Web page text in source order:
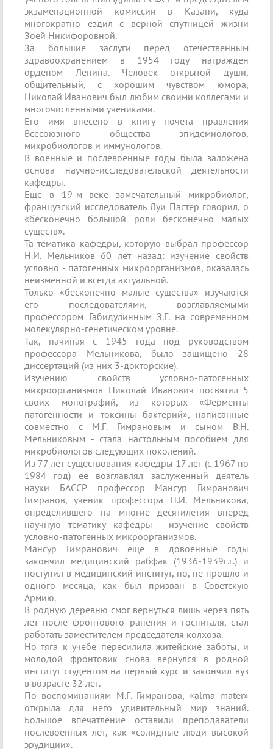
экзаменационной комиссии в Казани, куда
многократно ездил с верной спутницей жизни
Зоей Никифоровной.
За большие заслуги перед отечественным
здравоохранением в 1954 году награжден
орденом Ленина. Человек открытой души,
общительный, с хорошим чувством юмора,
Николай Иванович был любим своими коллегами и
многочисленными учениками.
Его имя внесено в книгу почета правления
Всесоюзного общества эпидемиологов,
микробиологов и иммунологов.
В военные и послевоенные годы была заложена
основа научно-исследовательской деятельности
кафедры.
Еще в 19-м веке замечательный микробиолог,
французский исследователь Луи Пастер говорил, о
«бесконечно большой роли бесконечно малых
существ».
Та тематика кафедры, которую выбрал профессор
Н.И. Мельников 60 лет назад: изучение свойств
условно - патогенных микроорганизмов, оказалась
неизменной и всегда актуальной.
Только «бесконечно малые существа» изучаются
его последователями, возглавляемыми
профессором Габидулинным З.Г. на современном
молекулярно-генетическом уровне.
Так, начиная с 1945 года под руководством
профессора Мельникова, было защищено 28
диссертаций (из них 3-докторские).
Изучению свойств условно-патогенных
микроорганизмов Николай Иванович посвятил 5
своих монографий, из которых «Ферменты
патогенности и токсины бактерий», написанные
совместно с М.Г. Гимрановым и сыном В.Н.
Мельниковым - стала настольным пособием для
микробиологов следующих поколений.
Из 77 лет существования кафедры 17 лет (с 1967 по
1984 год) ее возглавлял заслуженный деятель
науки БАССР профессор Мансур Гимранович
Гимранов, ученик профессора Н.И. Мельникова,
определившего на многие десятилетия вперед
научную тематику кафедры - изучение свойств
условно-патогенных микроорганизмов.
Мансур Гимранович еще в довоенные годы
закончил медицинский рабфак (1936-1939г.г.) и
поступил в медицинский институт, но, не прошло и
одного месяца, как был призван в Советскую
Армию.
В родную деревню смог вернуться лишь через пять
лет после фронтового ранения и госпиталя, стал
работать заместителем председателя колхоза.
Но тяга к учебе пересилила житейские заботы, и
молодой фронтовик снова вернулся в родной
институт студентом на первый курс и закончил вуз
в возрасте 32 лет.
По воспоминаниям М.Г. Гимранова, «alma mater»
открыла для него удивительный мир знаний.
Большое впечатление оставили преподаватели
послевоенных лет, как «солидные люди высокой
эрудиции».